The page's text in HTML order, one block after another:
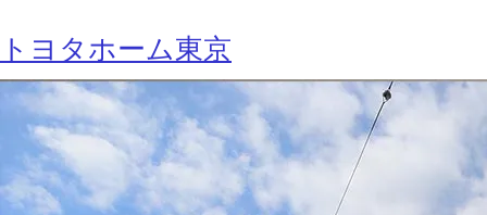
トヨタホーム東京